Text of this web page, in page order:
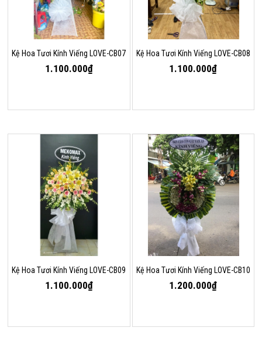
Kệ Hoa Tươi Kính Viếng LOVE-CB07
1.100.000₫
Kệ Hoa Tươi Kính Viếng LOVE-CB08
1.100.000₫
Kệ Hoa Tươi Kính Viếng LOVE-CB09
1.100.000₫
Kệ Hoa Tươi Kính Viếng LOVE-CB10
1.200.000₫